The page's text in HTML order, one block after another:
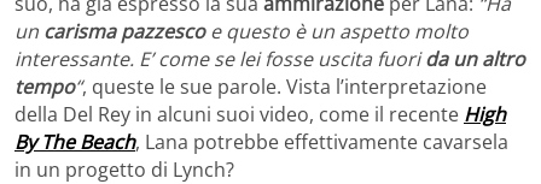
un carisma pazzescoe questo è un aspetto molto
interessante. E’ come se lei fosse uscita fuorida un altro
tempo“, queste le sue parole. Vista l’interpretazione
della Del Rey in alcuni suoi video, come il recente High
By The Beach, Lana potrebbe effettivamente cavarsela
in un progetto di Lynch?